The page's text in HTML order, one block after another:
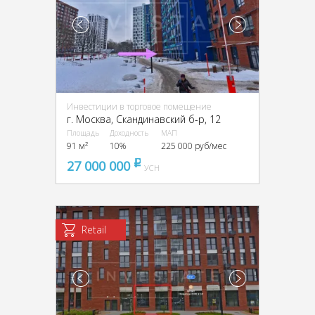
Инвестиции в торговое помещение
г. Москва, Скандинавский б-р, 12
Площадь
91 м²
Доходность
10%
МАП
225 000 руб/мес
27 000 000 pуб
УСН
Retail